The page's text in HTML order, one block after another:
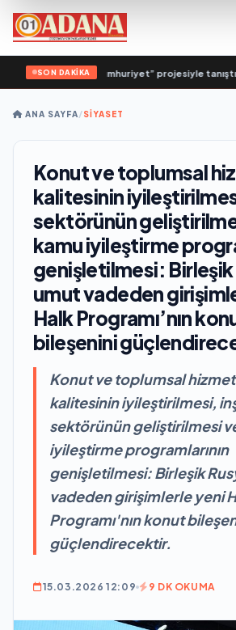
SON DAKİKA
“Sağlıklı Cumhuriyet” projesiyle tanıştı •
ANA SAYFA/SİYASET
Konut ve toplumsal
kalitesinin
sektörünün
kamu iyileştirme
genişletilmesi: Birleşik
umut vadeden
Halk Programı’nın
bileşenini
Konut ve toplumsal
kalitesinin iyileştirilmesi,
sektörünün geliştirilmesi
iyileştirme programlarının
genişletilmesi: Birleşik
vadeden girişimlerle yeni
Programı'nın konut
güçlendirecektir.
15.03.2026 12:09 9 DK OKUMA